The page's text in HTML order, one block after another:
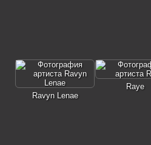
Ravyn Lenae
Raye